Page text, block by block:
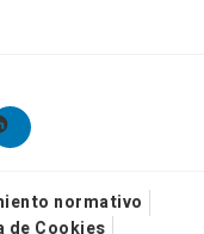
normativo